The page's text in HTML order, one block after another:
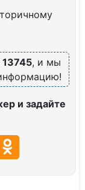
, и мы
и задайте